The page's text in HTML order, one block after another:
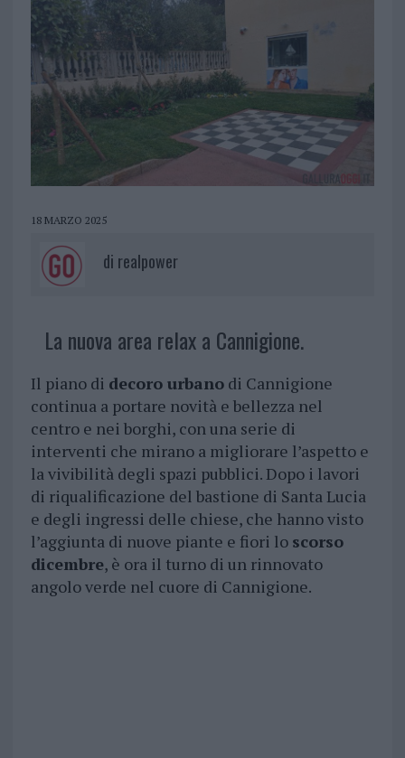
18 MARZO 2025
di realpower
La nuova area relax a Cannigione.
Il piano di decoro urbanodi Cannigione
continua a portare novità e bellezza nel
centro e nei borghi, con una serie di
interventi che mirano a migliorare l’aspetto e
la vivibilità degli spazi pubblici. Dopo i lavori
di riqualificazione del bastione di Santa Lucia
e degli ingressi delle chiese, che hanno visto
l’aggiunta di nuove piante e fiori lo scorso
dicembre, è ora il turno di un rinnovato
angolo verde nel cuore di Cannigione.